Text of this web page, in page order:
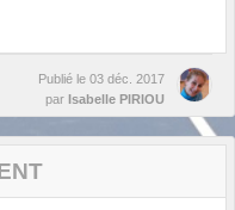
Publié le 03 déc. 2017
par Isabelle PIRIOU